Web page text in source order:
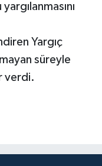
Yargıç
süreyle
verdi.